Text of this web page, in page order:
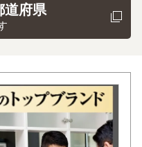
道府県